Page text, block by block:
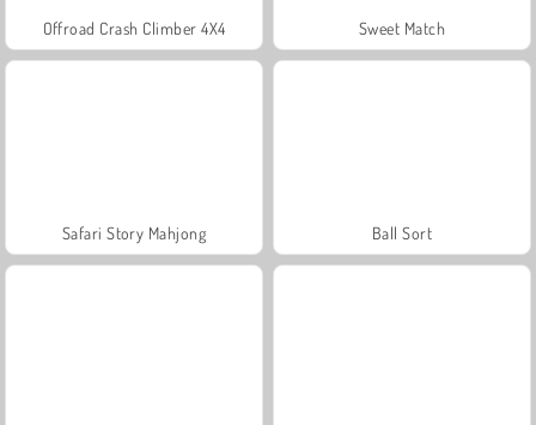
Offroad Crash Climber 4X4 Sweet Match
Safari Story Mahjong Ball Sort